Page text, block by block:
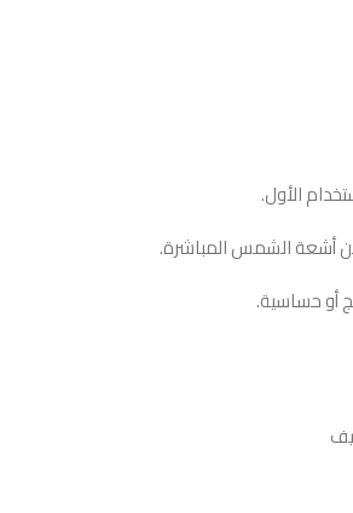
الأول.
أشعة الشمس المباشرة.
أو حساسية.